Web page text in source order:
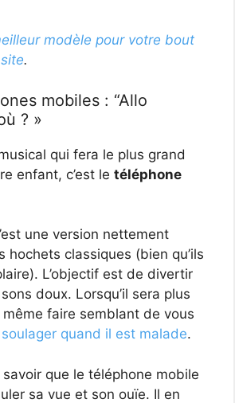
modèle pour votre bout
.
mobiles : “Allo
? »
qui fera le plus grand
enfant, c’est le téléphone
une version nettement
hochets classiques (bien qu’ils
L’objectif est de divertir
doux. Lorsqu’il sera plus
faire semblant de vous
quand il est malade.
que le téléphone mobile
sa vue et son ouïe. Il en